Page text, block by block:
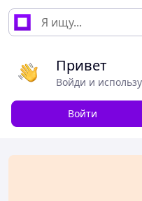
Привет
Войди и
Войти